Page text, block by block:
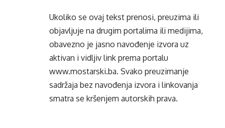
Ukoliko se ovaj tekst prenosi, preuzima ili
objavljuje na drugim portalima ili medijima,
obavezno je jasno navođenje izvora uz
aktivan i vidljiv link prema portalu
www.mostarski.ba. Svako preuzimanje
sadržaja bez navođenja izvora i linkovanja
smatra se kršenjem autorskih prava.